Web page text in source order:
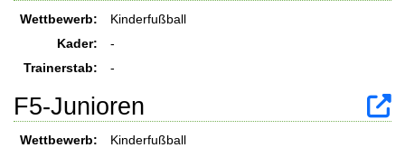
Wettbewerb:
Kinderfußball
Kader:
-
Trainerstab:
-
F5-Junioren
Wettbewerb:
Kinderfußball